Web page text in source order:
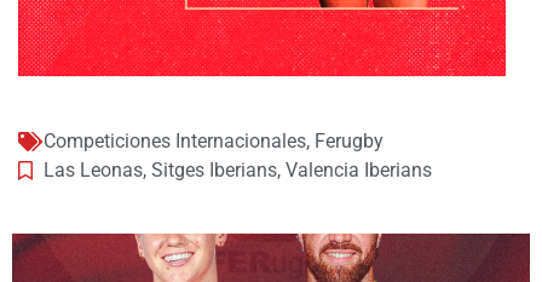
Competiciones Internacionales, Ferugby
Las Leonas, Sitges Iberians, Valencia Iberians